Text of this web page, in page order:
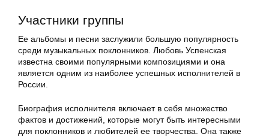
Участники группы
Ее альбомы и песни заслужили большую популярность
среди музыкальных поклонников. Любовь Успенская
известна своими популярными композициями и она
является одним из наиболее успешных исполнителей в
России.
Биография исполнителя включает в себя множество
фактов и достижений, которые могут быть интересными
для поклонников и любителей ее творчества. Она также